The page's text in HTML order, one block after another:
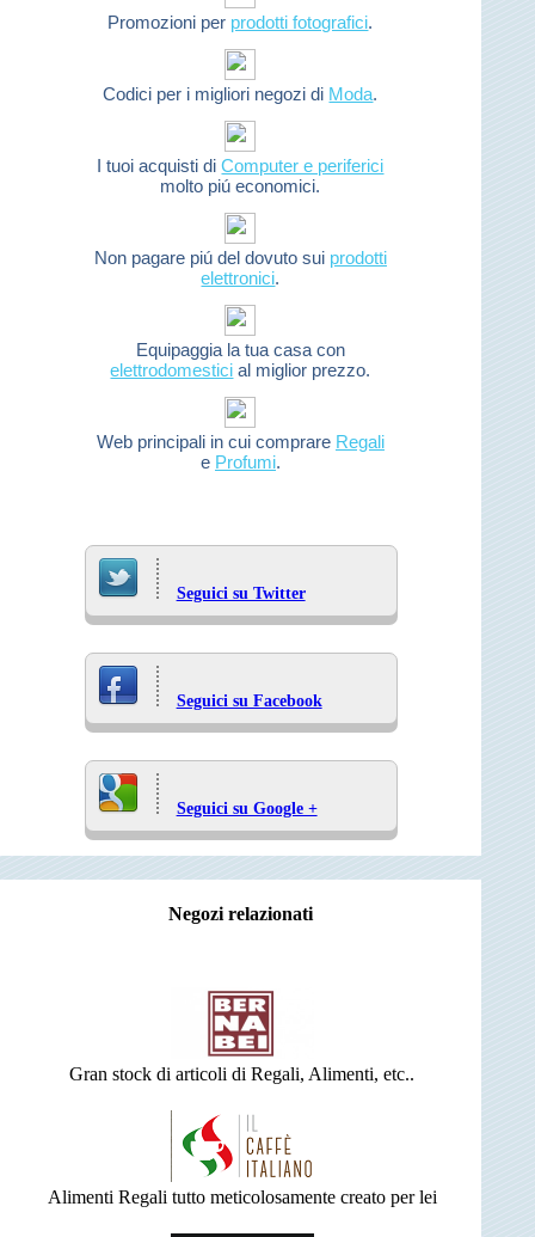
Promozioni per prodotti fotografici.
Codici per i migliori negozi di Moda.
I tuoi acquisti diComputer e periferici
molto piú economici.
Non pagare piú del dovuto sui prodotti
elettronici.
Equipaggia la tua casa con
elettrodomestici al miglior prezzo.
Web principali in cui comprare Regali
e Profumi.
Seguici su Twitter
Seguici su Facebook
Seguici su Google +
Negozi relazionati
Gran stock di articoli di Regali, Alimenti, etc..
Alimenti Regali tutto meticolosamente creato per lei